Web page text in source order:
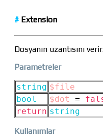
# Extension
Dosyanın uzantısını
Parametreler
string $file
bool
$dot =
return string
Kullanımlar